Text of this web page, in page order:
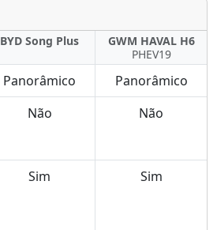
BYD Song Plus
GWM HAVAL H6
PHEV19
Panorâmico Panorâmico
Não Não
Sim Sim